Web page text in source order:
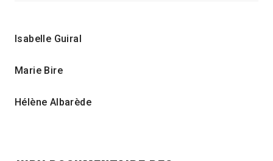
Isabelle Guiral
Marie Bire
Hélène Albarède